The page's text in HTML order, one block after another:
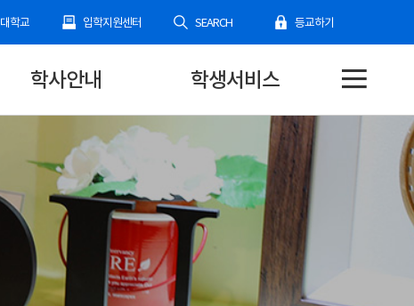
대학교 입학지원센터 SEARCH 등교하기
학사안내 학생서비스